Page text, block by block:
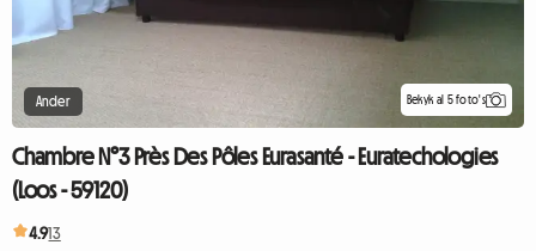
Ander Bekyk al 5 foto's
Chambre N°3 Près Des Pôles Eurasanté - Euratechologies
(Loos - 59120)
4.913